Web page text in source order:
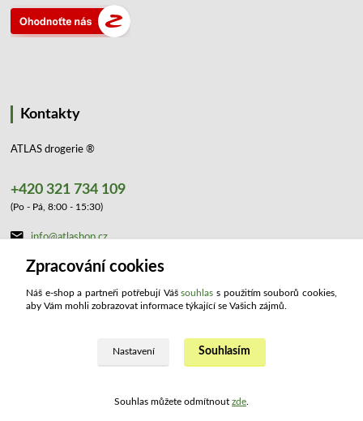
Kontakty
ATLAS drogerie ®
+420 321 734 109
(Po - Pá, 8:00 - 15:30)
info@atlashop.cz
Upravit sběr cookies.
2023 ATLAS drogerie ®. Všechna práva vyhrazena.
Zpracování cookies
Náš e-shop a partneři potřebují Vášsouhlas s použitím souborů cookies,
aby Vám mohli zobrazovat informace týkající se Vašich zájmů.
Nastavení Souhlasím
Souhlas můžete odmítnout zde.